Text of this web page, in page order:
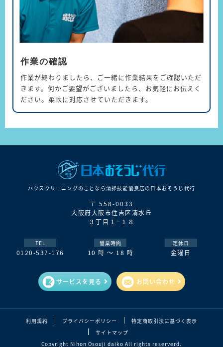
作業の確認
作業が終わりましたら、ご一緒に作業結果をご確認いただ
きます。何かご要望がございましたら、お気軽にお伝えく
ださい。柔軟に対応させていただきます。
ハウスクリーニングのことなら清掃技能優良店の⽇本おそうじ代⾏
〒 558-0033
大阪府大阪市住吉区清水丘
３丁目１−１８
TEL
0120-537-176
營業時間
10 時 ～ 18 時
定休日
金曜日
サービスを見る お問い合わせ
利用規約 プライバシーポリシー
特定商取引法に基づく表示
サイトマップ
Copyright Nihon Osouji daiko All rights reserverd.